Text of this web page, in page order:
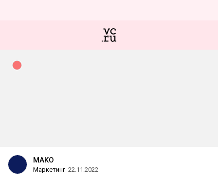
MAKO
Маркетинг 22.11.2022